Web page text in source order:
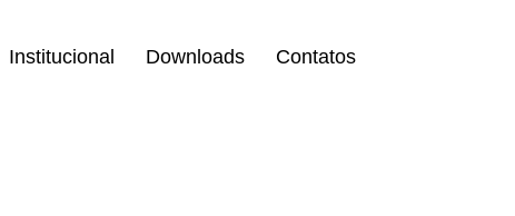
Institucional Downloads Contatos